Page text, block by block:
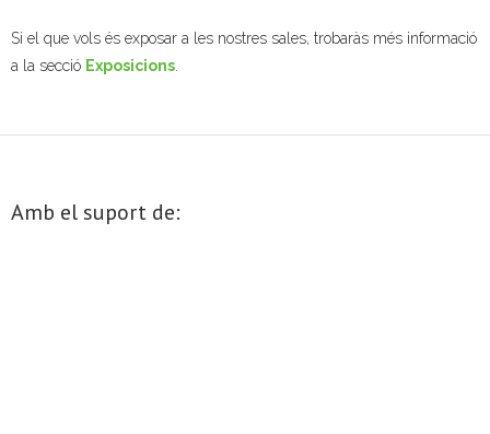
- Grup d’Opinió
- Escola de Literatura de Terrassa
Si el que vols és exposar a les nostres sales, trobaràs més informació
a la secció Exposicions
Amb el suport de: